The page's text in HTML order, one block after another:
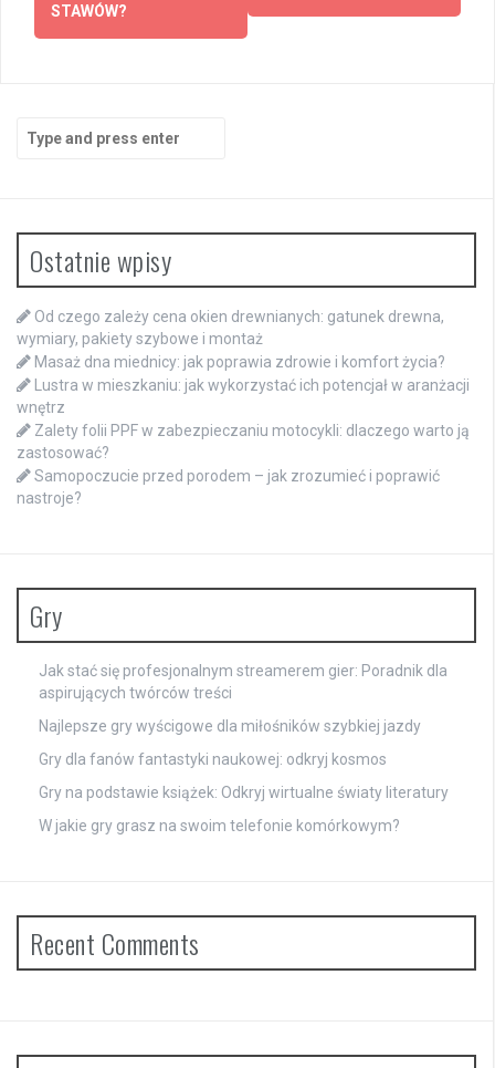
STAWÓW?
for:
Ostatnie wpisy
Od czego zależy cena okien drewnianych: gatunek drewna,
wymiary, pakiety szybowe i montaż
Masaż dna miednicy: jak poprawia zdrowie i komfort życia?
Lustra w mieszkaniu: jak wykorzystać ich potencjał w aranżacji
wnętrz
Zalety folii PPF w zabezpieczaniu motocykli: dlaczego warto ją
zastosować?
Samopoczucie przed porodem – jak zrozumieć i poprawić
nastroje?
Gry
Jak stać się profesjonalnym streamerem gier: Poradnik dla
aspirujących twórców treści
Najlepsze gry wyścigowe dla miłośników szybkiej jazdy
Gry dla fanów fantastyki naukowej: odkryj kosmos
Gry na podstawie książek: Odkryj wirtualne światy literatury
W jakie gry grasz na swoim telefonie komórkowym?
Recent Comments